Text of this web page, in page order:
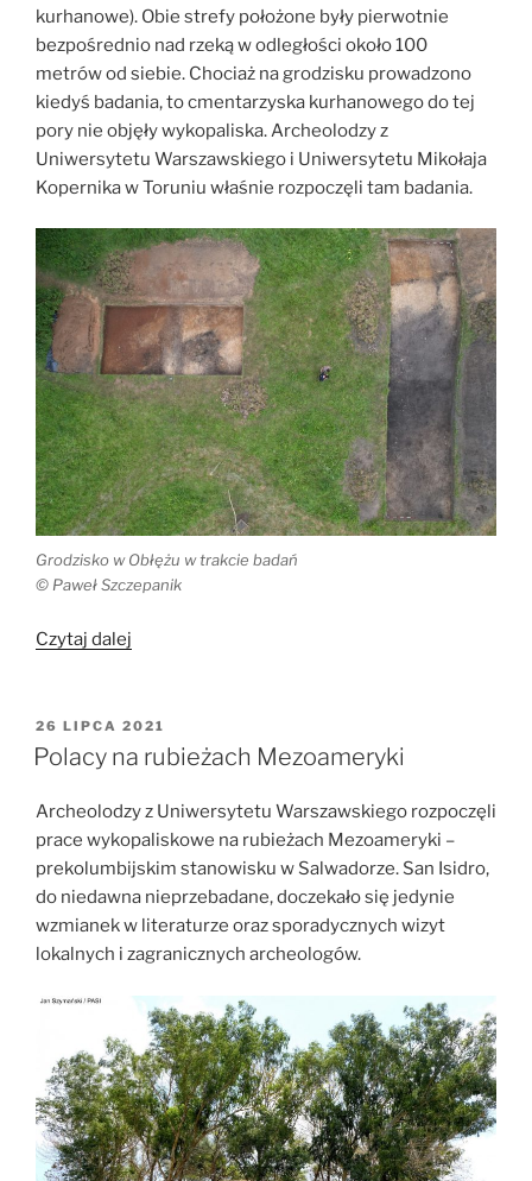
kurhanowe). Obie strefy położone były pierwotnie
bezpośrednio nad rzeką w odległości około 100
metrów od siebie. Chociaż na grodzisku prowadzono
kiedyś badania, to cmentarzyska kurhanowego do tej
pory nie objęły wykopaliska.Archeolodzy z
Uniwersytetu Warszawskiego i Uniwersytetu Mikołaja
Kopernika w Toruniu właśnie rozpoczęli tam badania.
Grodzisko w Obłężu w trakcie badań
© Paweł Szczepanik
Czytaj dalej
w
Obłężu
Pomorzu”
OPUBLIKOWANE
W
26 LIPCA 2021
Polacy na rubieżach Mezoameryki
Archeolodzy z Uniwersytetu Warszawskiego rozpoczęli
prace wykopaliskowe na rubieżach Mezoameryki –
prekolumbijskim stanowisku w Salwadorze. San Isidro,
do niedawna nieprzebadane, doczekało się jedynie
wzmianek w literaturze oraz sporadycznych wizyt
lokalnych i zagranicznych archeologów.